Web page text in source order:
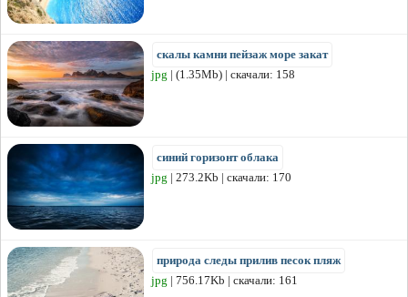
скалы камни пейзаж море закат
jpg | (1.35Mb) | скачали: 158
синий горизонт облака
jpg | 273.2Kb | скачали: 170
природа следы прилив песок пляж
jpg | 756.17Kb | скачали: 161